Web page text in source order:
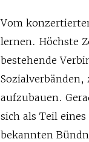
Vom
lernen. Höchste
bestehende
aufzubauen.
sich als Teil
bekannten